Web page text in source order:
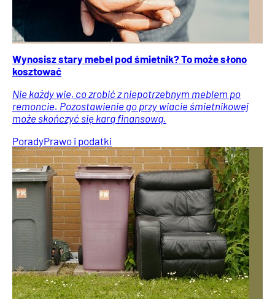
Wynosisz stary mebel pod śmietnik? To może słono
kosztować
Nie każdy wie, co zrobić z niepotrzebnym meblem po
remoncie. Pozostawienie go przy wiacie śmietnikowej
może skończyć się karą finansową.
PoradyPrawo i podatki